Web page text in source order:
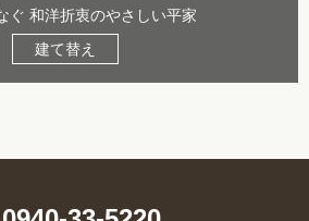
ぐ 和洋折衷のやさしい平家
建て替え